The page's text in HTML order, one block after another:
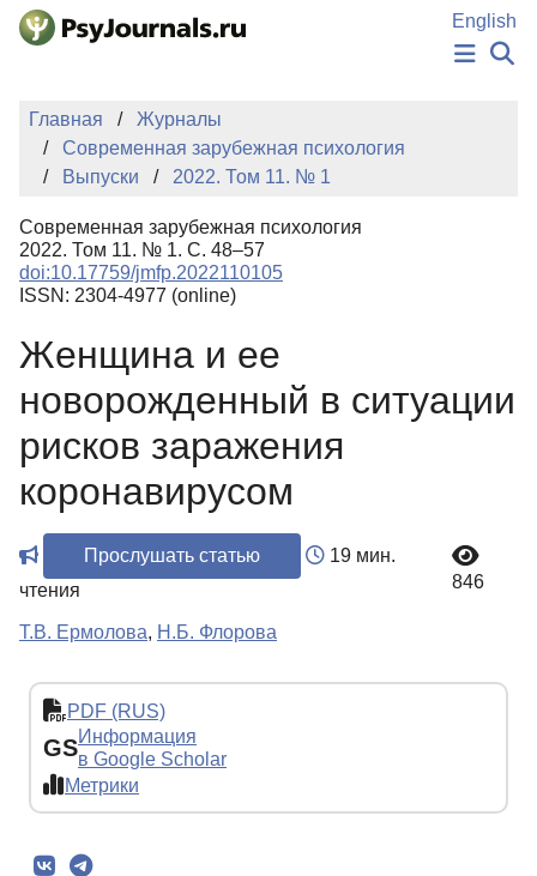
Перейти к основному содержанию
English
НОВОСТИ
ИЗДАНИЯ
АВТОРЫ
БАЗА ЗНАНИЙ
КЛЮЧЕВЫЕ СЛОВА
Регистрация
Главная
Журналы
Современная зарубежная психология
Выпуски
2022. Том 11. № 1
Современная зарубежная психология
2022. Том 11. № 1. С. 48–57
doi:10.17759/jmfp.2022110105
ISSN: 2304-4977 (online)
Женщина и ее
новорожденный в ситуации
рисков заражения
коронавирусом
Прослушать статью
19 мин.
чтения
846
Т.В. Ермолова, Н.Б. Флорова
PDF (RUS)
GSИнформация
в Google Scholar
Метрики